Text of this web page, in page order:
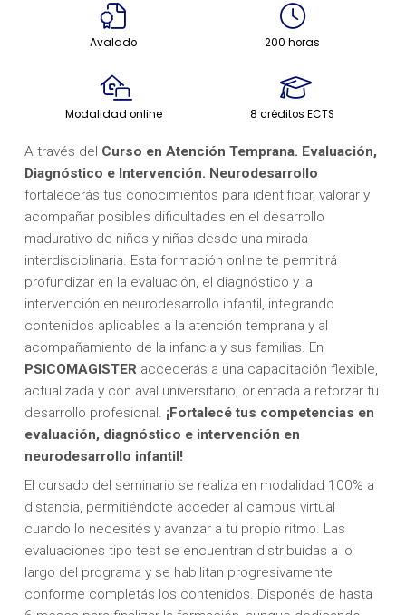
Avalado 200 horas
Modalidad online 8 créditos ECTS
A través del Curso en Atención Temprana. Evaluación,
Diagnóstico e Intervención. Neurodesarrollo
fortalecerás tus conocimientos para identificar, valorar y
acompañar posibles dificultades en el desarrollo
madurativo de niños y niñas desde una mirada
interdisciplinaria. Esta formación online te permitirá
profundizar en la evaluación, el diagnóstico y la
intervención en neurodesarrollo infantil, integrando
contenidos aplicables a la atención temprana y al
acompañamiento de la infancia y sus familias. En
PSICOMAGISTERaccederás a una capacitación flexible,
actualizada y con aval universitario, orientada a reforzar tu
desarrollo profesional. ¡Fortalecé tus competencias en
evaluación, diagnóstico e intervención en
neurodesarrollo infantil!
El cursado del seminario se realiza en modalidad 100% a
distancia, permitiéndote acceder al campus virtual
cuando lo necesités y avanzar a tu propio ritmo. Las
evaluaciones tipo test se encuentran distribuidas a lo
largo del programa y se habilitan progresivamente
conforme completás los contenidos. Disponés de hasta